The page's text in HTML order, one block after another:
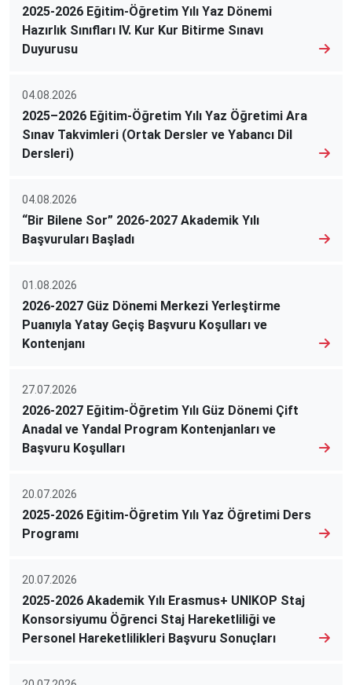
2025-2026 Eğitim-Öğretim Yılı Yaz Dönemi
Hazırlık Sınıfları IV. Kur Kur Bitirme Sınavı
Duyurusu
04.08.2026
2025–2026 Eğitim-Öğretim Yılı Yaz Öğretimi Ara
Sınav Takvimleri (Ortak Dersler ve Yabancı Dil
Dersleri)
04.08.2026
“Bir Bilene Sor” 2026-2027 Akademik Yılı
Başvuruları Başladı
01.08.2026
2026-2027 Güz Dönemi Merkezi Yerleştirme
Puanıyla Yatay Geçiş Başvuru Koşulları ve
Kontenjanı
27.07.2026
2026-2027 Eğitim-Öğretim Yılı Güz Dönemi Çift
Anadal ve Yandal Program Kontenjanları ve
Başvuru Koşulları
20.07.2026
2025-2026 Eğitim-Öğretim Yılı Yaz Öğretimi Ders
Programı
20.07.2026
2025-2026 Akademik Yılı Erasmus+ UNIKOP Staj
Konsorsiyumu Öğrenci Staj Hareketliliği ve
Personel Hareketlilikleri Başvuru Sonuçları